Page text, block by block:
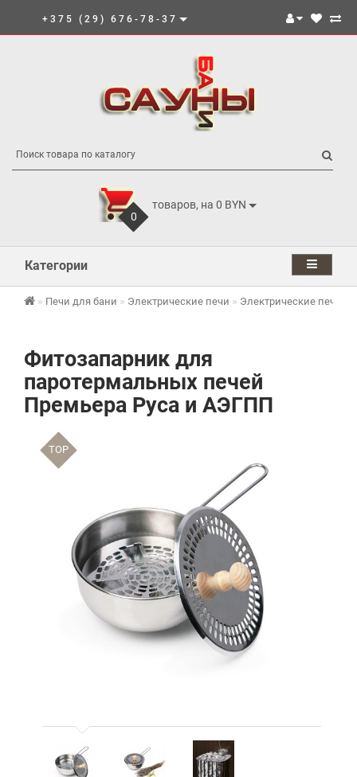
+375 (29) 676-78-37
0
товаров, на 0 BYN
Категории
Печи для бани Электрические печи Электрические печи
Фитозапарник для
паротермальных печей
Премьера Руса и АЭГПП
TOP